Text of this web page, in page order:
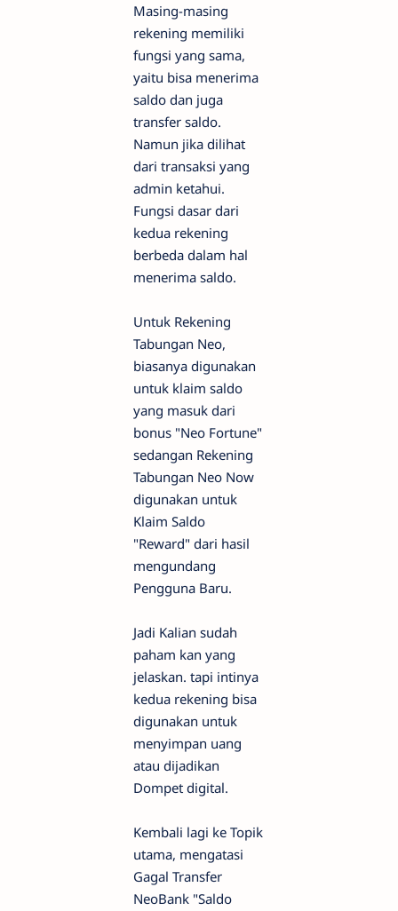
Masing-masing
rekening memiliki
fungsi yang sama,
yaitu bisa menerima
saldo dan juga
transfer saldo.
Namun jika dilihat
dari transaksi yang
admin ketahui.
Fungsi dasar dari
kedua rekening
berbeda dalam hal
menerima saldo.
Untuk Rekening
Tabungan Neo,
biasanya digunakan
untuk klaim saldo
yang masuk dari
bonus "Neo Fortune"
sedangan Rekening
Tabungan Neo Now
digunakan untuk
Klaim Saldo
"Reward" dari hasil
mengundang
Pengguna Baru.
Jadi Kalian sudah
paham kan yang
jelaskan. tapi intinya
kedua rekening bisa
digunakan untuk
menyimpan uang
atau dijadikan
Dompet digital.
Kembali lagi ke Topik
utama, mengatasi
Gagal Transfer
NeoBank "Saldo